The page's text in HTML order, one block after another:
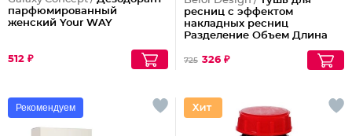
парфюмированный
женский Your WAY
512 ₽
ресниц с эффектом
накладных ресниц
Разделение Объем Длина
725 326 ₽
Рекомендуем